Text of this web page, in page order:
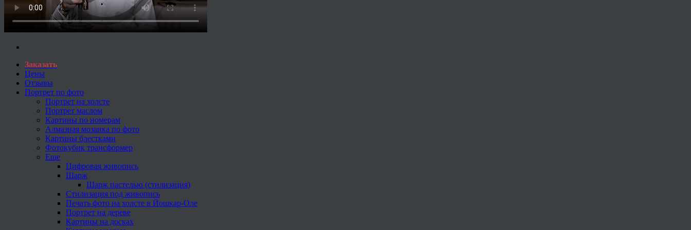
Заказать
Цены
Отзывы
Портрет по фото
Портрет на холсте
Портрет маслом
Картины по номерам
Алмазная мозаика по фото
Картины блестками
Фотокубик трансформер
Еще
Цифровая живопись
Шарж
Шарж пастелью (стилизация)
Стилизация под живопись
Печать фото на холсте в Йошкар-Оле
Портрет на дереве
Картины на досках